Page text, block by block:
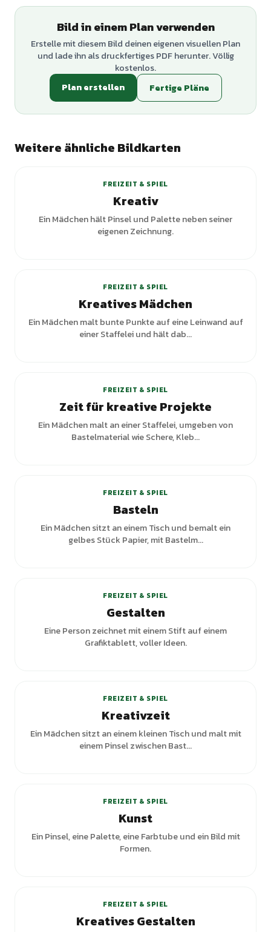
Bild in einem Plan verwenden
Erstelle mit diesem Bild deinen eigenen visuellen Plan
und lade ihn als druckfertiges PDF herunter. Völlig
kostenlos.
Plan erstellen
Fertige Pläne
Weitere ähnliche Bildkarten
FREIZEIT & SPIEL
Kreativ
Ein Mädchen hält Pinsel und Palette neben seiner
eigenen Zeichnung.
FREIZEIT & SPIEL
Kreatives Mädchen
Ein Mädchen malt bunte Punkte auf eine Leinwand auf
einer Staffelei und hält dab...
FREIZEIT & SPIEL
Zeit für kreative Projekte
Ein Mädchen malt an einer Staffelei, umgeben von
Bastelmaterial wie Schere, Kleb...
FREIZEIT & SPIEL
Basteln
Ein Mädchen sitzt an einem Tisch und bemalt ein
gelbes Stück Papier, mit Bastelm...
FREIZEIT & SPIEL
Gestalten
Eine Person zeichnet mit einem Stift auf einem
Grafiktablett, voller Ideen.
FREIZEIT & SPIEL
Kreativzeit
Ein Mädchen sitzt an einem kleinen Tisch und malt mit
einem Pinsel zwischen Bast...
FREIZEIT & SPIEL
Kunst
Ein Pinsel, eine Palette, eine Farbtube und ein Bild mit
Formen.
FREIZEIT & SPIEL
Kreatives Gestalten